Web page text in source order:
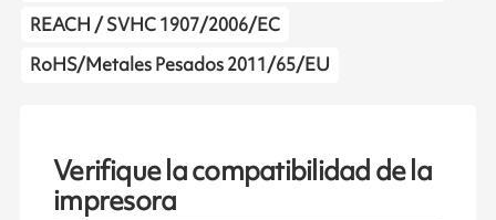
REACH / SVHC 1907/2006/EC
RoHS/Metales Pesados 2011/65/EU
Verifique la compatibilidad de la
impresora